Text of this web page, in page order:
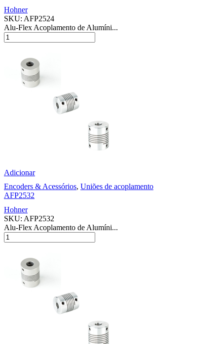
Hohner
SKU: AFP2524
Alu-Flex Acoplamento de Alumíni...
Adicionar
Encoders & Acessórios, Uniões de acoplamento
AFP2532
Hohner
SKU: AFP2532
Alu-Flex Acoplamento de Alumíni...